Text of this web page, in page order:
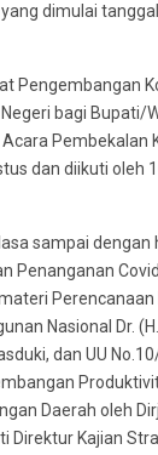
dimulai
Pengembangan
bagi Bupati/
dan diikuti oleh
sampai dengan
Penanganan
Nasional Dr.
dan UU
Daerah oleh
Direktur Kajian